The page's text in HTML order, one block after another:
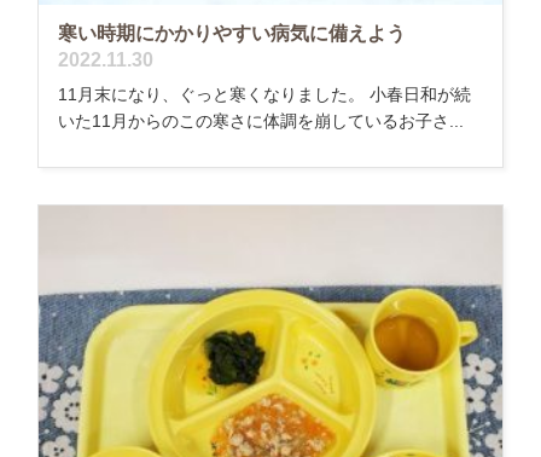
寒い時期にかかりやすい病気に備えよう
2022.11.30
11月末になり、ぐっと寒くなりました。 小春日和が続
いた11月からのこの寒さに体調を崩しているお子さ...